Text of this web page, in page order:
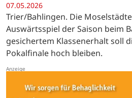
07.05.2026
Trier/Bahlingen. Die
Auswärtsspiel der Saison beim
gesichertem Klassenerhalt soll
Pokalfinale hoch bleiben.